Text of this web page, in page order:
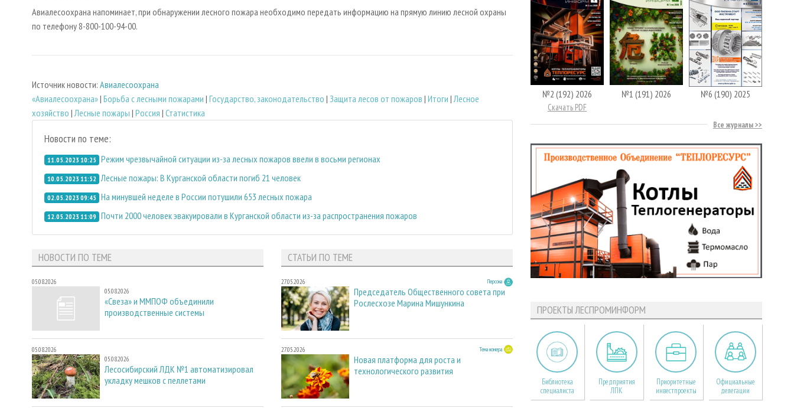
Авиалесоохрана напоминает, при обнаружении лесного пожара необходимо передать информацию на прямую линию лесной охраны
по телефону 8-800-100-94-00.
Источник новости: Авиалесоохрана
«Авиалесоохрана»| Борьба с лесными пожарами | Государство, законодательство | Защита лесов от пожаров | Итоги | Лесное
хозяйство | Лесные пожары | Россия | Статистика
Новости по теме:
11.05.2023 10:25 Режим чрезвычайной ситуации из-за лесных пожаров ввели в восьми регионах
10.05.2023 11:52 Лесные пожары: В Курганской области погиб 21 человек
02.05.2023 09:45 На минувшей неделе в России потушили 653 лесных пожара
12.05.2023 11:09 Почти 2000 человек эвакуировали в Курганской области из-за распространения пожаров
НОВОСТИ ПО ТЕМЕ
05.08.2026
05.08.2026
«Свеза» и ММПОФ объединили
производственные системы
05.08.2026
05.08.2026
Лесосибирский ЛДК №1 автоматизировал
укладку мешков с пеллетами
СТАТЬИ ПО ТЕМЕ
27.05.2026 Персона
Председатель Общественного совета при
Рослесхозе Марина Мишункина
27.05.2026 Тема номера
Новая платформа для роста и
технологического развития
№2 (192) 2026
Скачать PDF
№1 (191) 2026 №6 (190) 2025
Все журналы
ПРОЕКТЫ ЛЕСПРОМИНФОРМ
Библиотека
специалиста
Предприятия
ЛПК
Приоритетные
инвестпроекты
Официальные
делегации